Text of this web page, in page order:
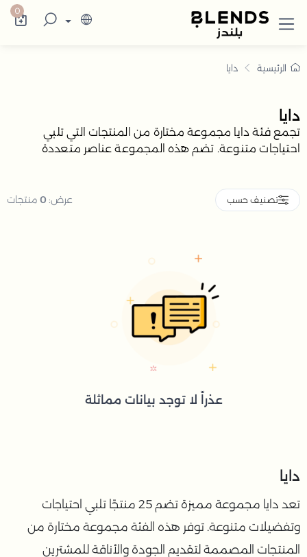
تسوقي مجموعة دايا أونلاين في السعودية
اكتشف في بلندز السعودية تشكيلة تضم ترامس0
الرئيسية دايا
دايا
تجمع فئة دايا مجموعة مختارة من المنتجات التي تلبي
احتياجات متنوعة. تضم هذه المجموعة عناصر متعددة
تصنيف حسب عرض: 0 منتجات
عذراّ لا توجد بيانات مماثلة
دايا
تعد دايا مجموعة مميزة تضم 25 منتجًا تلبي احتياجات
وتفضيلات متنوعة. توفر هذه الفئة مجموعة مختارة من
المنتجات المصممة لتقديم الجودة والأناقة للمشترين